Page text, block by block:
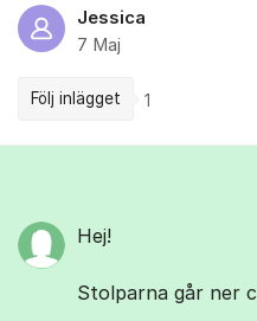
Jessica
7 Maj
Följ inlägget 1
Hej!
Stolparna går ner